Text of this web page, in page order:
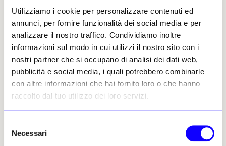
Utilizziamo i cookie per personalizzare contenuti ed
annunci, per fornire funzionalità dei social media e per
analizzare il nostro traffico. Condividiamo inoltre
informazioni sul modo in cui utilizzi il nostro sito con i
nostri partner che si occupano di analisi dei dati web,
pubblicità e social media, i quali potrebbero combinarle
con altre informazioni che hai fornito loro o che hanno
raccolto dal tuo utilizzo dei loro servizi.
delNecessari
bisogno di cure, ma anche
dell’interazione tra loro, quella
che abbiamo perso negli
ultimi due anni
Vincenzo de Bellis
10 febbraio 2022
contemporanea nel tentativo
di apparire politically correct
e di assecondare le più
svariate e contradditorie
contestazioni di persone
turbate dall’arte
Vincenzo de Bellis
08 dicembre 2021